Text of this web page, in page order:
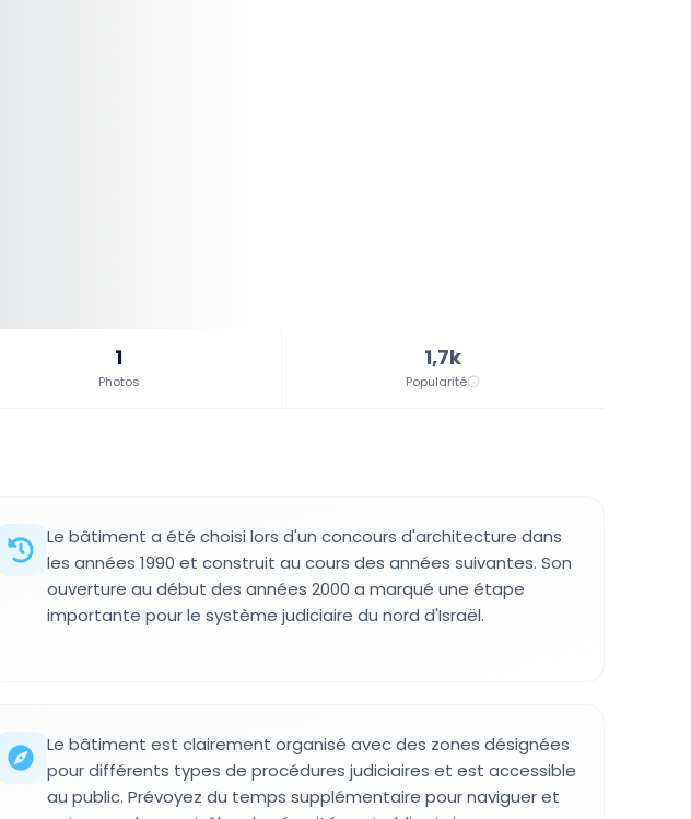
1
Photos
1,7k
Popularité
Le bâtiment a été choisi lors d'un concours d'architecture dans
les années 1990 et construit au cours des années suivantes. Son
ouverture au début des années 2000 a marqué une étape
importante pour le système judiciaire du nord d'Israël.
Le bâtiment est clairement organisé avec des zones désignées
pour différents types de procédures judiciaires et est accessible
au public. Prévoyez du temps supplémentaire pour naviguer et